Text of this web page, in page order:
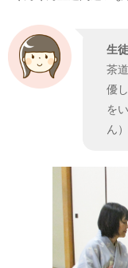
生
茶
優
を
ん）